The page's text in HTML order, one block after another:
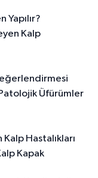
Yapılır?
Kalp
Üfürümler
Hastalıkları
Kapak